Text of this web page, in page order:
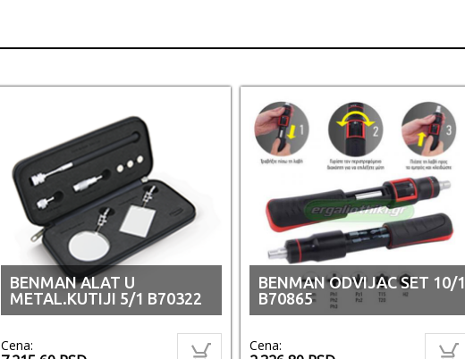
BENMAN ALAT U
METAL.KUTIJI 5/1 B70322
Cena:
BENMAN ODVIJAC SET 10/1
B70865
Cena: